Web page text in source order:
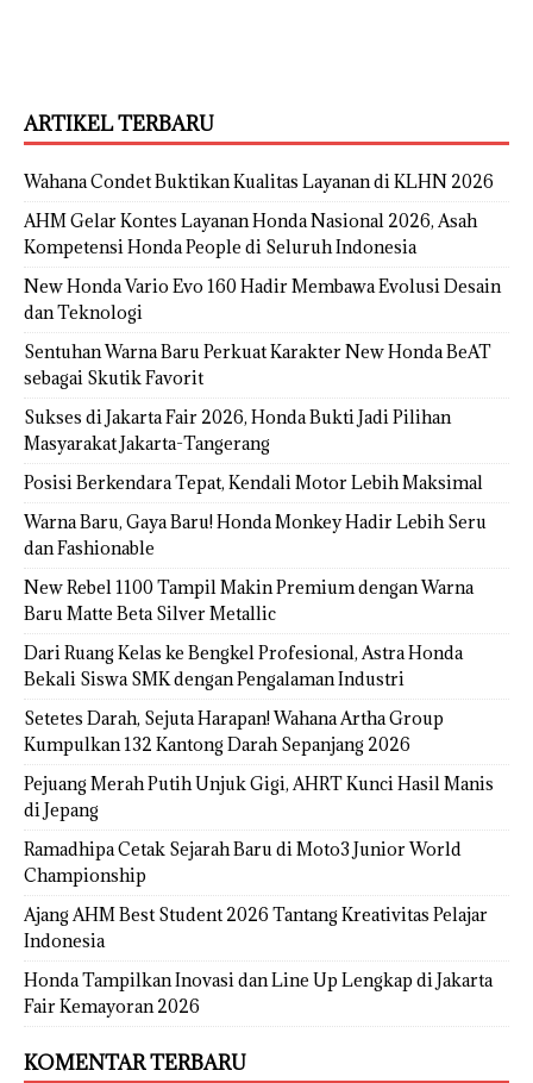
ARTIKEL TERBARU
Wahana Condet Buktikan Kualitas Layanan di KLHN 2026
AHM Gelar Kontes Layanan Honda Nasional 2026, Asah
Kompetensi Honda People di Seluruh Indonesia
New Honda Vario Evo 160 Hadir Membawa Evolusi Desain
dan Teknologi
Sentuhan Warna Baru Perkuat Karakter New Honda BeAT
sebagai Skutik Favorit
Sukses di Jakarta Fair 2026, Honda Bukti Jadi Pilihan
Masyarakat Jakarta-Tangerang
Posisi Berkendara Tepat, Kendali Motor Lebih Maksimal
Warna Baru, Gaya Baru! Honda Monkey Hadir Lebih Seru
dan Fashionable
New Rebel 1100 Tampil Makin Premium dengan Warna
Baru Matte Beta Silver Metallic
Dari Ruang Kelas ke Bengkel Profesional, Astra Honda
Bekali Siswa SMK dengan Pengalaman Industri
Setetes Darah, Sejuta Harapan! Wahana Artha Group
Kumpulkan 132 Kantong Darah Sepanjang 2026
Pejuang Merah Putih Unjuk Gigi, AHRT Kunci Hasil Manis
di Jepang
Ramadhipa Cetak Sejarah Baru di Moto3 Junior World
Championship
Ajang AHM Best Student 2026 Tantang Kreativitas Pelajar
Indonesia
Honda Tampilkan Inovasi dan Line Up Lengkap di Jakarta
Fair Kemayoran 2026
KOMENTAR TERBARU